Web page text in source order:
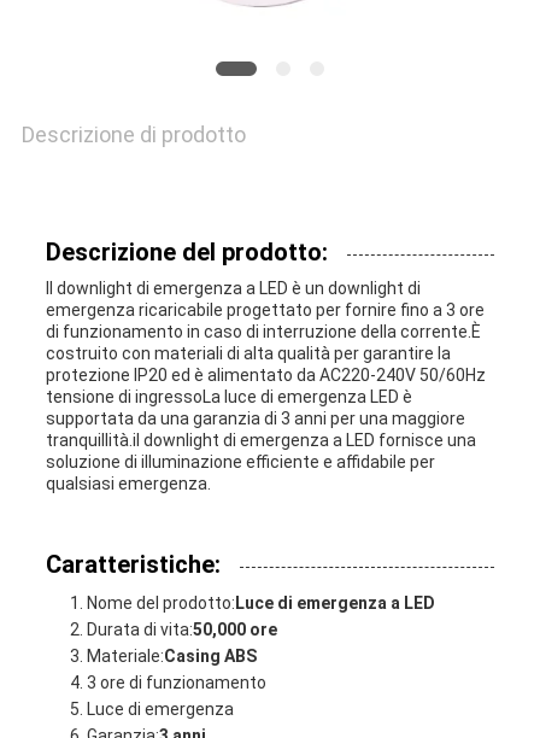
Descrizione di prodotto
Descrizione del prodotto:
Il downlight di emergenza a LED è un downlight di
emergenza ricaricabile progettato per fornire fino a 3 ore
di funzionamento in caso di interruzione della corrente.È
costruito con materiali di alta qualità per garantire la
protezione IP20 ed è alimentato da AC220-240V 50/60Hz
tensione di ingressoLa luce di emergenza LED è
supportata da una garanzia di 3 anni per una maggiore
tranquillità.il downlight di emergenza a LED fornisce una
soluzione di illuminazione efficiente e affidabile per
qualsiasi emergenza.
Caratteristiche:
Nome del prodotto: Luce di emergenza a LED
Durata di vita:50,000 ore
Materiale:Casing ABS
3 ore di funzionamento
Luce di emergenza